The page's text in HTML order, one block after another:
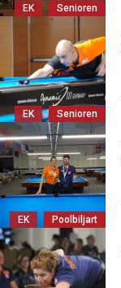
EK Senioren
EK Senioren
EK Poolbiljart